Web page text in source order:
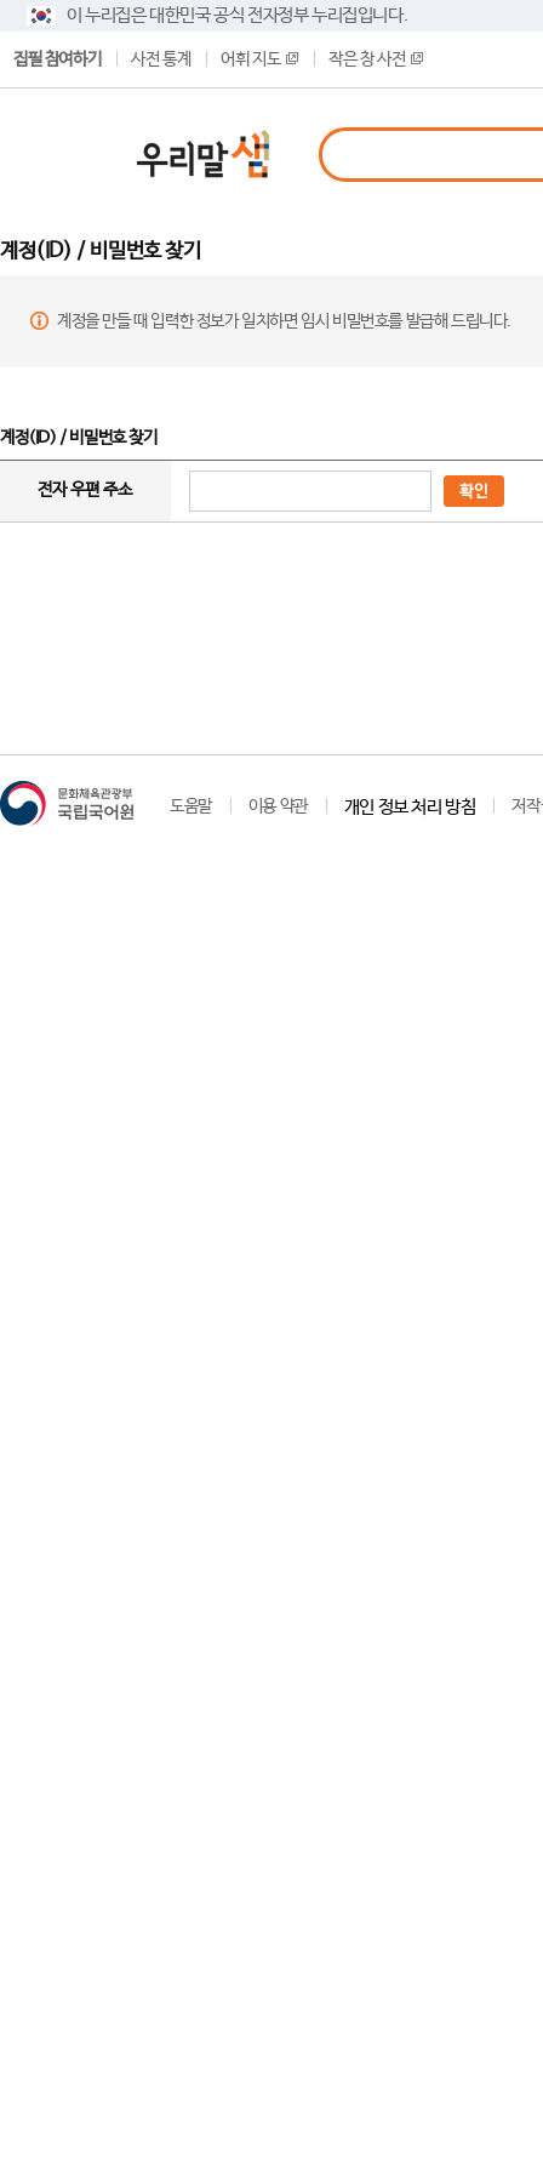
이 누리집은 대한민국 공식 전자정부 누리집입니다.
집필 참여하기 사전 통계 어휘 지도 작은 창 사전
계정(ID) / 비밀번호 찾기
계정을 만들 때 입력한 정보가 일치하면 임시 비밀번호를 발급해 드립니다.
계정(ID) / 비밀번호 찾기
전자 우편 주소 확인
도움말 이용 약관 개인 정보 처리 방침 저